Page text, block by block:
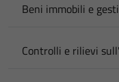
Beni immobili e
Controlli e rilievi